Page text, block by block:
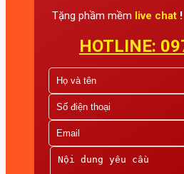
Tặng phầm mềm live chat !
HOTLINE: